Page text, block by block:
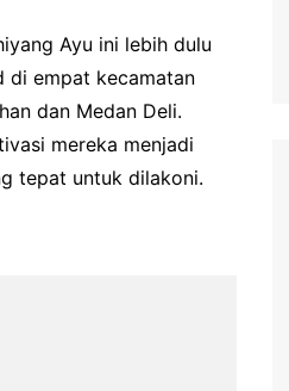
Ayu ini lebih dulu
di empat kecamatan
dan Medan Deli.
mereka menjadi
tepat untuk dilakoni.